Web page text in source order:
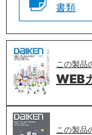
書類
この製品
WEB
この製品